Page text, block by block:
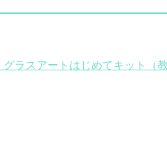
ラスアートはじめてキット（教